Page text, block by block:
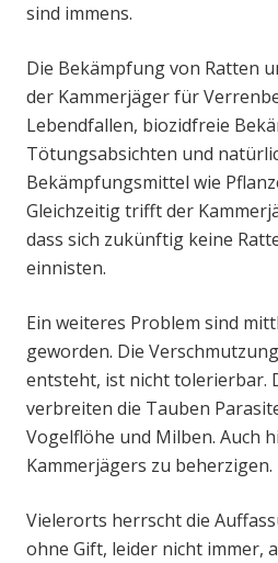
sind immens.
Die Bekämpfung von Ratten
der Kammerjäger für
Lebendfallen, biozidfreie
Tötungsabsichten und
Bekämpfungsmittel wie
Gleichzeitig trifft der
dass sich zukünftig keine
einnisten.
Ein weiteres Problem sind
geworden. Die
entsteht, ist nicht tolerierbar.
verbreiten die Tauben
Vogelflöhe und Milben. Auch
Kammerjägers zu beherzigen.
Vielerorts herrscht die
ohne Gift, leider nicht immer,